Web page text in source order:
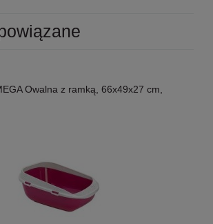
Owalna z ramką, 66x49x27 cm,